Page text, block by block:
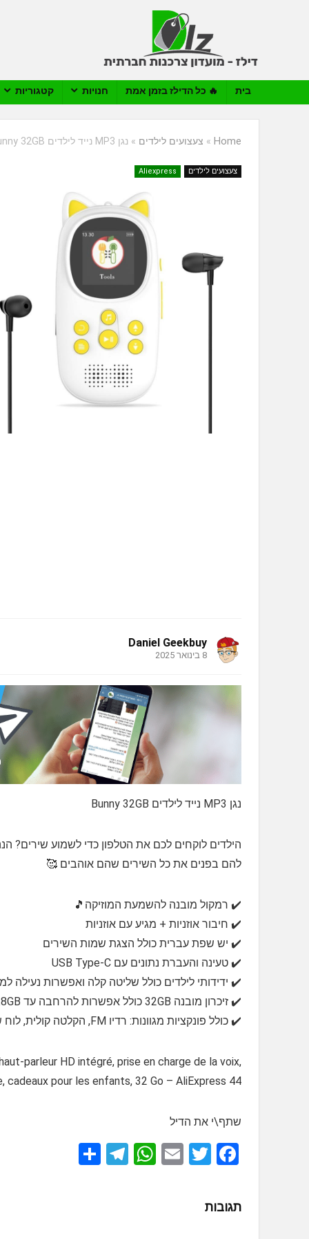
בית 🔥 כל הדילז בזמן אמת חנויות קטגוריות
Home
» צעצועים לילדים » נגן MP3 נייד לילדים Bunny 32GB
צעצועים לילדים Aliexpress
Daniel Geekbuy
8 בינואר 2025
נגן MP3 נייד לילדים Bunny 32GB
הילדים לוקחים לכם את הטלפון כדי לשמוע שירים?
להם בפנים את כל השירים שהם אוהבים 🥰
✔️ רמקול מובנה להשמעת המוזיקה🎵
✔️ חיבור אוזניות + מגיע עם אוזניות
✔️ יש שפת עברית כולל הצגת שמות השירים
✔️ טעינה והעברת נתונים עם USB Type-C
✔️ ידידותי לילדים כולל שליטה קלה ואפשרות נעילה
✔️ זיכרון מובנה 32GB כולל אפשרות להרחבה עד 128GB 🗂️
✔️ כולל פונקציות מגוונות: רדיו FM, הקלטה קולית, לוח שנה, ושעון עצר ⏰
parleur HD intégré, prise en charge de la voix,
cadeaux pour les enfants, 32 Go – AliExpress 44
שתף\י את הדיל
F
ce
b
T
E
W
T
תגובות